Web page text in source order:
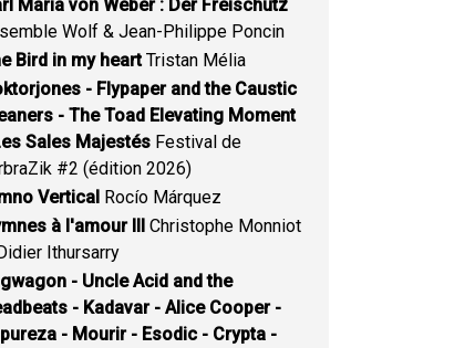
Maria von Weber : Der Freischütz
Wolf & Jean-Philippe Poncin
Bird in my heartTristan Mélia
- Flypaper and the Caustic
- The Toad Elevating Moment
Sales Majestés Festival de
#2 (édition 2026)
Vertical Rocío Márquez
à l'amour III Christophe Monniot
Ithursarry
- Uncle Acid and the
- Kadavar - Alice Cooper -
- Mourir - Esodic - Crypta -